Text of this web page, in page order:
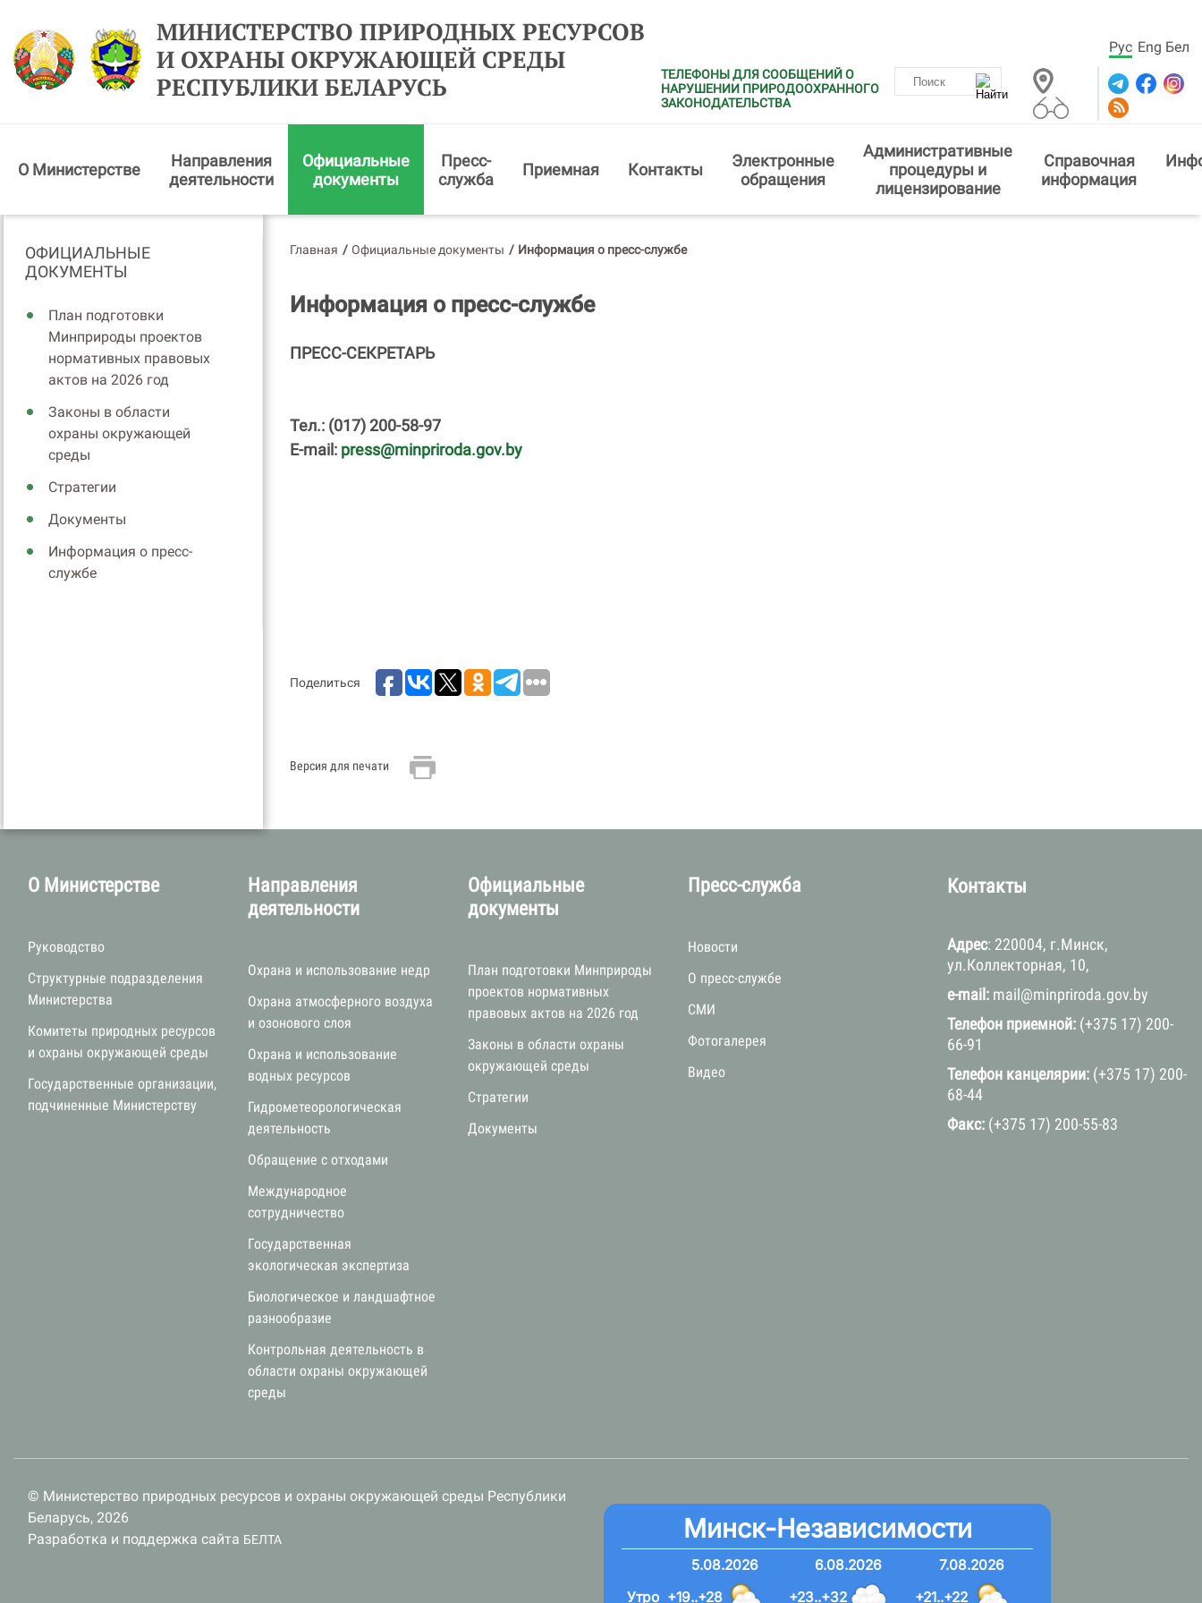
МИНИСТЕРСТВО ПРИРОДНЫХ РЕСУРСОВ
И ОХРАНЫ ОКРУЖАЮЩЕЙ СРЕДЫ
РЕСПУБЛИКИ БЕЛАРУСЬ
Рус Eng Бел
ТЕЛЕФОНЫ ДЛЯ СООБЩЕНИЙ О
НАРУШЕНИИ ПРИРОДООХРАННОГО
ЗАКОНОДАТЕЛЬСТВА
О Министерстве
Направления
деятельности
Официальные
документы
Пресс-
служба
Приемная Контакты
Электронные
обращения
Административные
процедуры и
лицензирование
Справочная
информация
ОФИЦИАЛЬНЫЕ
ДОКУМЕНТЫ
План подготовки
Минприроды проектов
нормативных правовых
актов на 2026 год
Законы в области
охраны окружающей
среды
Стратегии
Документы
Информация о пресс-
службе
Главная / Официальные документы / Информация о пресс-службе
Информация о пресс-службе
ПРЕСС-СЕКРЕТАРЬ
Тел.: (017) 200-58-97
E-mail: press@minpriroda.gov.by
Поделиться
Версия для печати
О Министерстве
Руководство
Структурные подразделения
Министерства
Комитеты природных ресурсов
и охраны окружающей среды
Государственные организации,
подчиненные Министерству
Направления
деятельности
Охрана и использование недр
Охрана атмосферного воздуха
и озонового слоя
Охрана и использование
водных ресурсов
Гидрометеорологическая
деятельность
Обращение с отходами
Международное
сотрудничество
Государственная
экологическая экспертиза
Биологическое и ландшафтное
разнообразие
Контрольная деятельность в
области охраны окружающей
среды
Официальные
документы
План подготовки Минприроды
проектов нормативных
правовых актов на 2026 год
Законы в области охраны
окружающей среды
Стратегии
Документы
Пресс-служба
Новости
О пресс-службе
СМИ
Фотогалерея
Видео
Контакты
Адрес: 220004, г.Минск,
ул.Коллекторная, 10,
e-mail: mail@minpriroda.gov.by
Телефон приемной: (+375 17) 200-
66-91
Телефон канцелярии: (+375 17) 200-
68-44
Факс: (+375 17) 200-55-83
© Министерство природных ресурсов и охраны окружающей среды Республики
Беларусь, 2026
Разработка и поддержка сайта БЕЛТА Минск-Независимости
5.08.2026
+19..+28
6.08.2026
+23..+32
7.08.2026
+21..+22
Утро